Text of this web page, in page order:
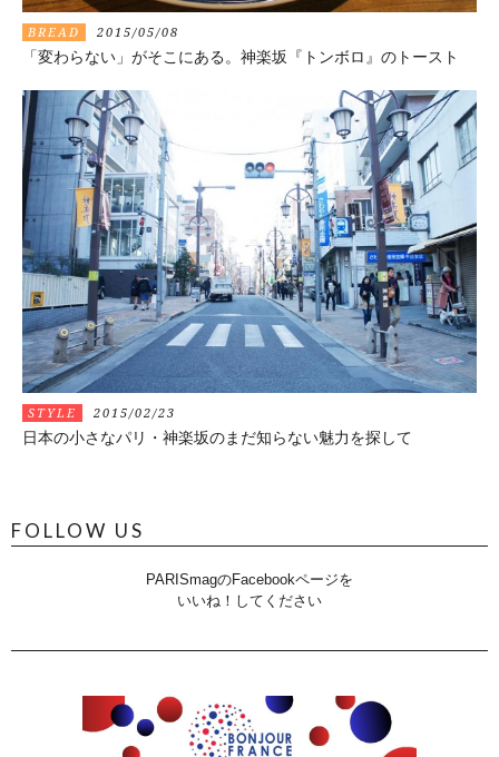
BREAD 2015/05/08
「変わらない」がそこにある。神楽坂『トンボロ』のトースト
STYLE 2015/02/23
日本の小さなパリ・神楽坂のまだ知らない魅力を探して
FOLLOW US
PARISmagのFacebookページを
いいね！してください